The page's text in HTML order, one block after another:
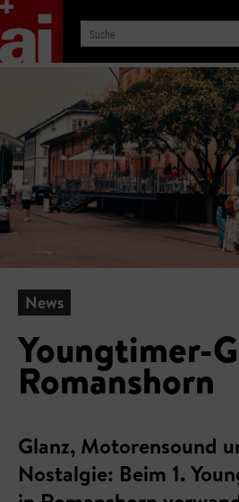
News
Youngtimer-
Romanshorn
Glanz, Motorensound
Nostalgie: Beim 1.